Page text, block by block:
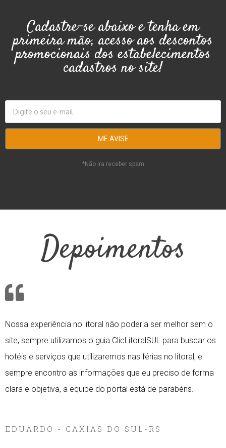
Cadastre-se abaixo e tenha em
primeira mão, acesso aos descontos
promocionais dos estabelecimentos
cadastros no site!
*Não ira receber spam
Depoimentos
Nossa experiência no litoral não poderia ser melhor sem o
site, sempre utilizamos o guia ClicLitoralSUL para buscar os
hotéis e serviços que utilizaremos nas férias no litoral, e
sempre encontro as informações que eu preciso de forma
clara e objetiva, a equipe do portal está de parabéns.
EDUARDO - CAXIAS DO SUL-RS